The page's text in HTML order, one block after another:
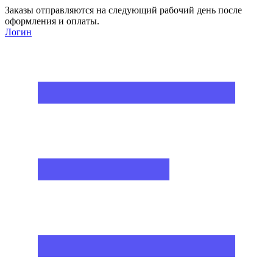
Заказы отправляются на следующий рабочий день после
оформления и оплаты.
Логин